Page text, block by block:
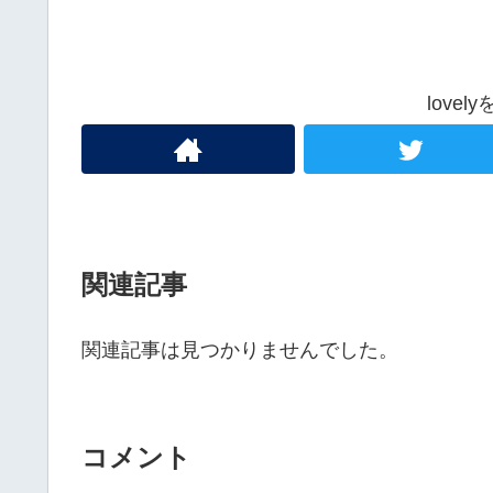
lovely
関連記事
関連記事は見つかりませんでした。
コメント